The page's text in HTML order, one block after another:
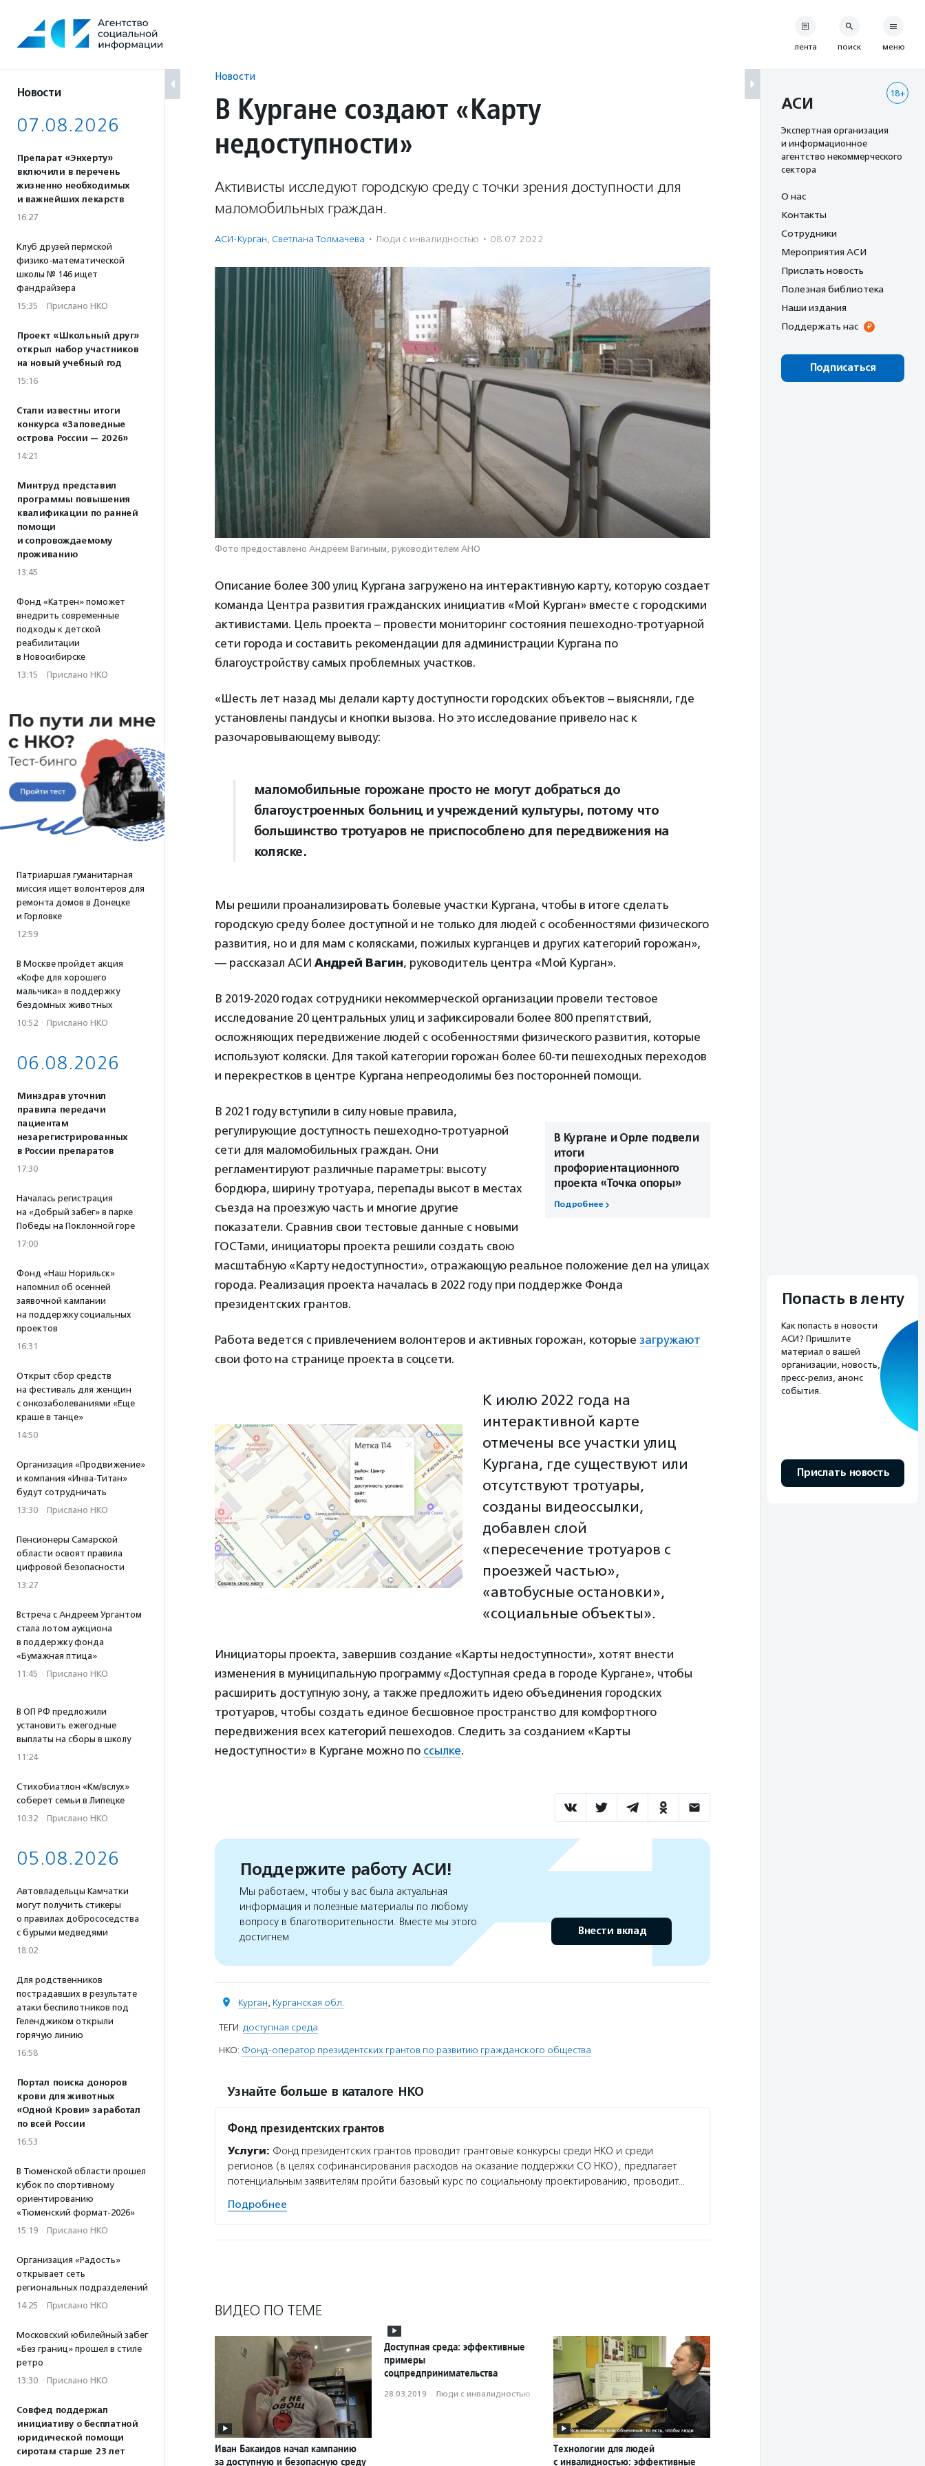
содержанию
Новости
07.08.2026
Препарат «Энхерту»
включили в перечень
жизненно необходимых
и важнейших лекарств
16:27
Клуб друзей пермской
физико-математической
школы № 146 ищет
фандрайзера
15:35 · Прислано НКО
Проект «Школьный друг»
открыл набор участников
на новый учебный год
15:16
Стали известны итоги
конкурса «Заповедные
острова России — 2026»
14:21
Минтруд представил
программы повышения
квалификации по ранней
помощи
и сопровождаемому
проживанию
13:45
Фонд «Катрен» поможет
внедрить современные
подходы к детской
реабилитации
в Новосибирске
13:15 · Прислано НКО
Патриаршая гуманитарная
миссия ищет волонтеров для
ремонта домов в Донецке
и Горловке
12:59
В Москве пройдет акция
«Кофе для хорошего
мальчика» в поддержку
бездомных животных
10:52 · Прислано НКО
06.08.2026
Минздрав уточнил
правила передачи
пациентам
незарегистрированных
в России препаратов
17:30
Началась регистрация
на «Добрый забег» в парке
Победы на Поклонной горе
17:00
Фонд «Наш Норильск»
напомнил об осенней
заявочной кампании
на поддержку социальных
проектов
16:31
Открыт сбор средств
на фестиваль для женщин
с онкозаболеваниями «Еще
краше в танце»
14:50
Организация «Продвижение»
и компания «Инва-Титан»
будут сотрудничать
13:30 · Прислано НКО
Пенсионеры Самарской
области освоят правила
цифровой безопасности
13:27
Встреча с Андреем Ургантом
стала лотом аукциона
в поддержку фонда
«Бумажная птица»
11:45 · Прислано НКО
В ОП РФ предложили
установить ежегодные
выплаты на сборы в школу
11:24
Стихобиатлон «Км/вслух»
соберет семьи в Липецке
10:32 · Прислано НКО
05.08.2026
Автовладельцы Камчатки
могут получить стикеры
о правилах добрососедства
с бурыми медведями
18:02
Для родственников
пострадавших в результате
атаки беспилотников под
Геленджиком открыли
горячую линию
16:58
Портал поиска доноров
крови для животных
«Одной Крови» заработал
по всей России
16:53
В Тюменской области прошел
кубок по спортивному
ориентированию
«Тюменский формат-2026»
15:19 · Прислано НКО
Организация «Радость»
открывает сеть
региональных подразделений
14:25 · Прислано НКО
Московский юбилейный забег
«Без границ» прошел в стиле
ретро
13:30 · Прислано НКО
Совфед поддержал
инициативу о бесплатной
юридической помощи
сиротам старше 23 лет
Новости
В Кургане создают «Карту
недоступности»
Активисты исследуют городскую среду с точки зрения доступности для
маломобильных граждан.
АСИ-Курган, Светлана Толмачева · Люди с инвалидностью · 08.07.2022
Фото предоставлено Андреем Вагиным, руководителем АНО
Описание более 300 улиц Кургана загружено на интерактивную карту, которую создает
команда Центра развития гражданских инициатив «Мой Курган» вместе с городскими
активистами. Цель проекта – провести мониторинг состояния пешеходно-тротуарной
сети города и составить рекомендации для администрации Кургана по
благоустройству самых проблемных участков.
«Шесть лет назад мы делали карту доступности городских объектов – выясняли, где
установлены пандусы и кнопки вызова. Но это исследование привело нас к
разочаровывающему выводу:
маломобильные горожане просто не могут добраться до
благоустроенных больниц и учреждений культуры, потому что
большинство тротуаров не приспособлено для передвижения на
коляске.
Мы решили проанализировать болевые участки Кургана, чтобы в итоге сделать
городскую среду более доступной и не только для людей с особенностями физического
развития, но и для мам с колясками, пожилых курганцев и других категорий горожан»,
— рассказал АСИ Андрей Вагин, руководитель центра «Мой Курган».
В 2019-2020 годах сотрудники некоммерческой организации провели тестовое
исследование 20 центральных улиц и зафиксировали более 800 препятствий,
осложняющих передвижение людей с особенностями физического развития, которые
используют коляски. Для такой категории горожан более 60-ти пешеходных переходов
и перекрестков в центре Кургана непреодолимы без посторонней помощи.
В Кургане и Орле подвели
итоги
профориентационного
проекта «Точка опоры»
Подробнее
В 2021 году вступили в силу новые правила,
регулирующие доступность пешеходно-тротуарной
сети для маломобильных граждан. Они
регламентируют различные параметры: высоту
бордюра, ширину тротуара, перепады высот в местах
съезда на проезжую часть и многие другие
показатели. Сравнив свои тестовые данные с новыми
ГОСТами, инициаторы проекта решили создать свою
масштабную «Карту недоступности», отражающую реальное положение дел на улицах
города. Реализация проекта началась в 2022 году при поддержке Фонда
президентских грантов.
Работа ведется с привлечением волонтеров и активных горожан, которые загружают
свои фото на странице проекта в соцсети.
К июлю 2022 года на
интерактивной карте
отмечены все участки улиц
Кургана, где существуют или
отсутствуют тротуары,
созданы видеоссылки,
добавлен слой
«пересечение тротуаров с
проезжей частью»,
«автобусные остановки»,
«социальные объекты».
Инициаторы проекта, завершив создание «Карты недоступности», хотят внести
изменения в муниципальную программу «Доступная среда в городе Кургане», чтобы
расширить доступную зону, а также предложить идею объединения городских
тротуаров, чтобы создать единое бесшовное пространство для комфортного
передвижения всех категорий пешеходов. Следить за созданием «Карты
недоступности» в Кургане можно по ссылке.
Поддержите работу АСИ!
Мы работаем, чтобы у вас была актуальная
информация и полезные материалы по любому
вопросу в благотворительности. Вместе мы этого
достигнем
Внести вклад
Курган, Курганская обл.
ТЕГИ: доступная среда
НКО: Фонд-оператор президентских грантов по развитию гражданского общества
Узнайте больше в каталоге НКО
Фонд президентских грантов
Услуги: Фонд президентских грантов проводит грантовые конкурсы среди НКО и среди
регионов (в целях софинансирования расходов на оказание поддержки СО НКО), предлагает
потенциальным заявителям пройти базовый курс по социальному проектированию, проводит…
Подробнее
ВИДЕО ПО ТЕМЕ
Иван Бакаидов начал кампанию
за доступную и безопасную среду
Доступная среда: эффективные
примеры
соцпредпринимательства
28.03.2019 · Люди с инвалидностью
Технологии для людей
с инвалидностью: эффективные
лента поиск меню
18+
АСИ
Экспертная организация
и информационное
агентство некоммерческого
сектора
О нас
Контакты
Сотрудники
Мероприятия АСИ
Прислать новость
Полезная библиотека
Наши издания
Поддержать нас
Подписаться
Попасть в ленту
Как попасть в новости
АСИ? Пришлите
материал о вашей
организации, новость,
пресс-релиз, анонс
события.
Прислать новость